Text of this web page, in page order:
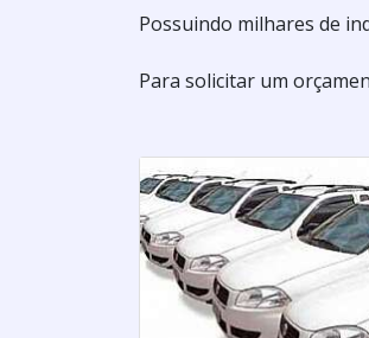
Possuindo milhares de
Para solicitar um